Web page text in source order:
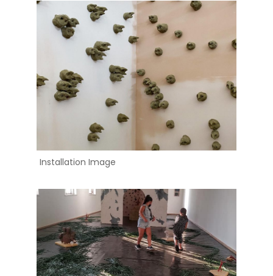
Installation Image